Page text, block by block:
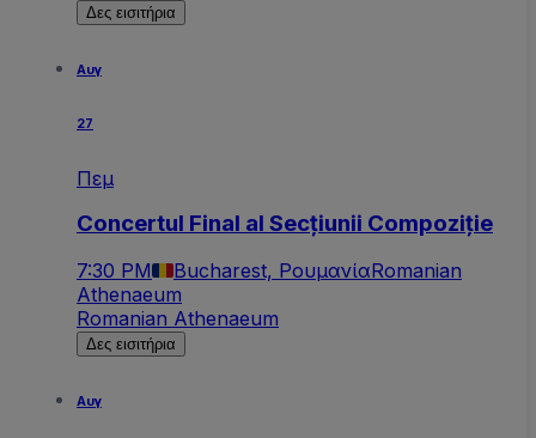
Δες εισιτήρια
Αυγ
27
Πεμ
Concertul Final al Secțiunii Compoziție
7:30 PM Bucharest, ΡουμανίαRomanian
Athenaeum
Romanian Athenaeum
Δες εισιτήρια
Αυγ